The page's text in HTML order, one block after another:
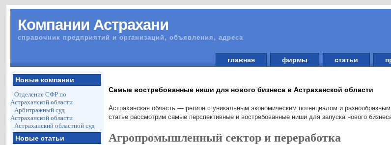
Компании Астрахани
справочник предприятий и организаций, объявления, адреса
главная фирмы статьи
Новые компании
Отделение СФР по
Астраханской области
Арбитражный суд
Астраханской области
Астраханский областной суд
Новые статьи
Самые востребованные ниши для нового бизнеса в Астраханской области
Астраханская область — регион с уникальным экономическим потенциалом и
статье рассмотрим самые перспективные и востребованные ниши для запуска нового
Агропромышленный сектор и переработка